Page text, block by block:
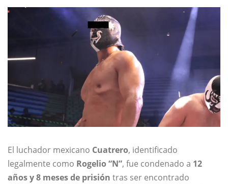
El luchador mexicano Cuatrero, identificado
legalmente como Rogelio “N”, fue condenado a 12
años y 8 meses de prisión tras ser encontrado